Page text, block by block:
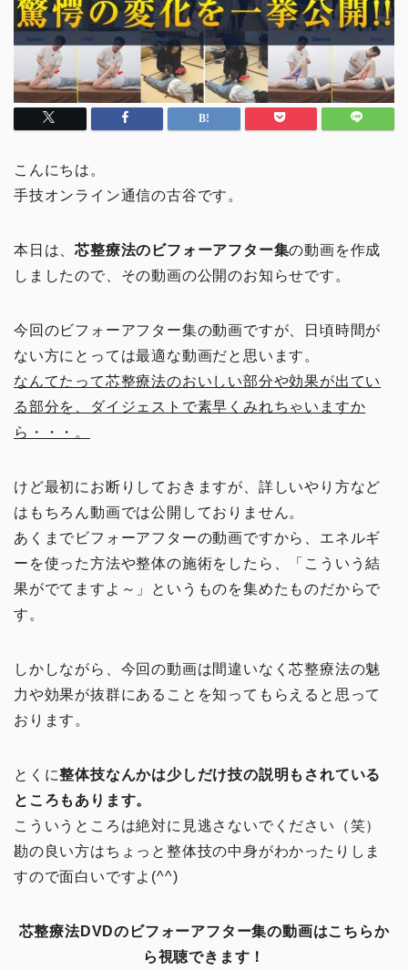
こんにちは。
手技オンライン通信の古谷です。
本日は、芯整療法のビフォーアフター集の動画を作成
しましたので、その動画の公開のお知らせです。
今回のビフォーアフター集の動画ですが、日頃時間が
ない方にとっては最適な動画だと思います。
なんてたって芯整療法のおいしい部分や効果が出てい
る部分を、ダイジェストで素早くみれちゃいますか
ら・・・。
けど最初にお断りしておきますが、詳しいやり方など
はもちろん動画では公開しておりません。
あくまでビフォーアフターの動画ですから、エネルギ
ーを使った方法や整体の施術をしたら、「こういう結
果がでてますよ～」というものを集めたものだからで
す。
しかしながら、今回の動画は間違いなく芯整療法の魅
力や効果が抜群にあることを知ってもらえると思って
おります。
とくに整体技なんかは少しだけ技の説明もされている
ところもあります。
こういうところは絶対に見逃さないでください（笑）
勘の良い方はちょっと整体技の中身がわかったりしま
すので面白いですよ(^^)
芯整療法DVDのビフォーアフター集の動画はこちらか
ら視聴できます！